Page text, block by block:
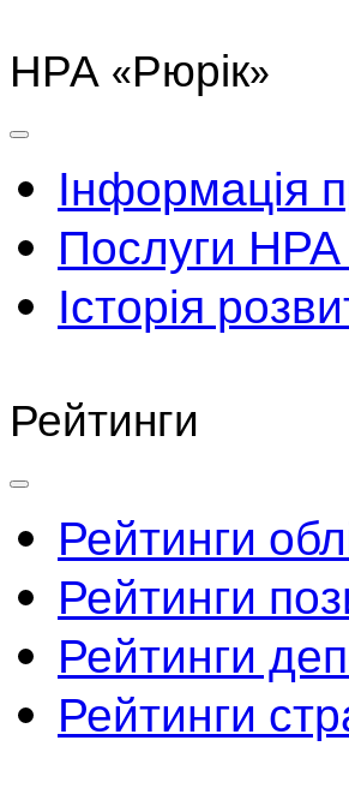
НРА «Рюрік»
Інформація
Послуги НРА
Історія
Рейтинги
Рейтинги
Рейтинги
Рейтинги
Рейтинги